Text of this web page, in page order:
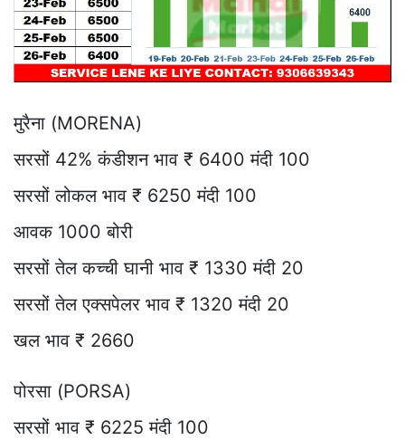
मुरैना (MORENA)
सरसों 42% कंडीशन भाव ₹ 6400 मंदी 100
सरसों लोकल भाव ₹ 6250 मंदी 100
आवक 1000 बोरी
सरसों तेल कच्ची घानी भाव ₹ 1330 मंदी 20
सरसों तेल एक्सपेलर भाव ₹ 1320 मंदी 20
खल भाव ₹ 2660
पोरसा (PORSA)
सरसों भाव ₹ 6225 मंदी 100